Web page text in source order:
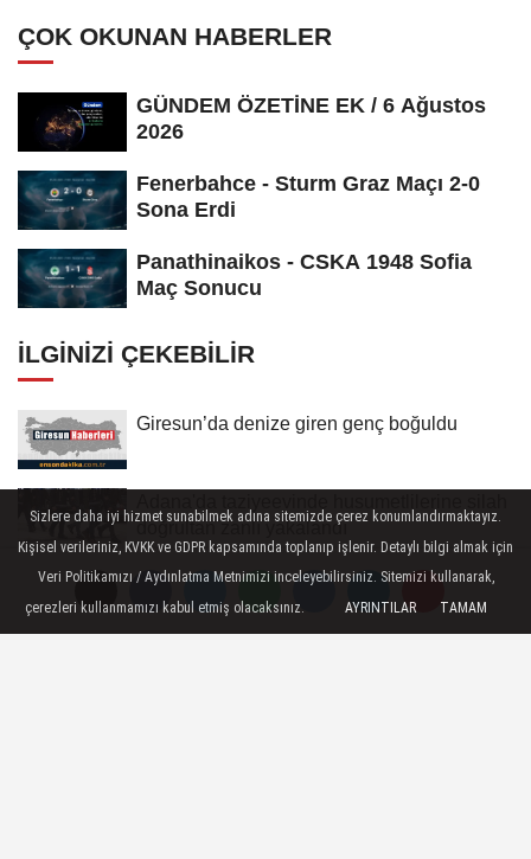
ÇOK OKUNAN HABERLER
GÜNDEM ÖZETİNE EK / 6 Ağustos
2026
Fenerbahce - Sturm Graz Maçı 2-0
Sona Erdi
Panathinaikos - CSKA 1948 Sofia
Maç Sonucu
İLGINIZI ÇEKEBILIR
Giresun’da denize giren genç boğuldu
doğrultan zanlı yakalandı
Son Dakika Gelişmesi! Türkiye-Suudi
Arabistan-Pakistan ortak açıklaması:...
Sizlere daha iyi hizmet sunabilmek adına sitemizde çerez konumlandırmaktayız.
Kişisel verileriniz, KVKK ve GDPR kapsamında toplanıp işlenir. Detaylı bilgi almak için
Veri Politikamızı / Aydınlatma Metnimizi inceleyebilirsiniz. Sitemizi kullanarak,
çerezleri kullanmamızı kabul etmiş olacaksınız.
AYRINTILAR TAMAM